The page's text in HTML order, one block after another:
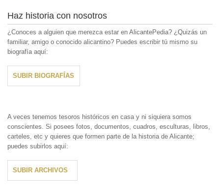
Haz historia con nosotros
¿Conoces a alguien que merezca estar en AlicantePedia? ¿Quizás un
familiar, amigo o conocido alicantino? Puedes escribir tú mismo su
biografía aquí:
SUBIR BIOGRAFÍAS
A veces tenemos tesoros históricos en casa y ni siquiera somos
conscientes. Si posees fotos, documentos, cuadros, esculturas, libros,
carteles, etc y quieres que formen parte de la historia de Alicante;
puedes subirlos aquí:
SUBIR ARCHIVOS